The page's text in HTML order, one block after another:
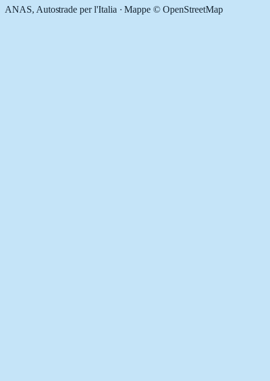
ANAS, Autostrade per l'Italia · Mappe © OpenStreetMap